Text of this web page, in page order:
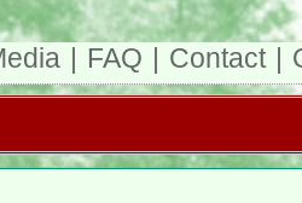
FAQ Contact